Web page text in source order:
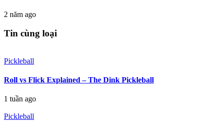
2 năm ago
Tin cùng loại
Pickleball
Roll vs Flick Explained – The Dink Pickleball
1 tuần ago
Pickleball